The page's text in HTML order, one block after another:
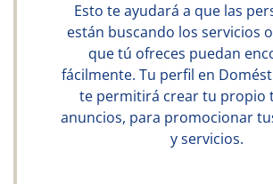
Esto te ayudará a que las
están buscando los servicios
que tú ofreces puedan
fácilmente. Tu perfil en
te permitirá crear tu propio
anuncios, para promocionar
y servicios.